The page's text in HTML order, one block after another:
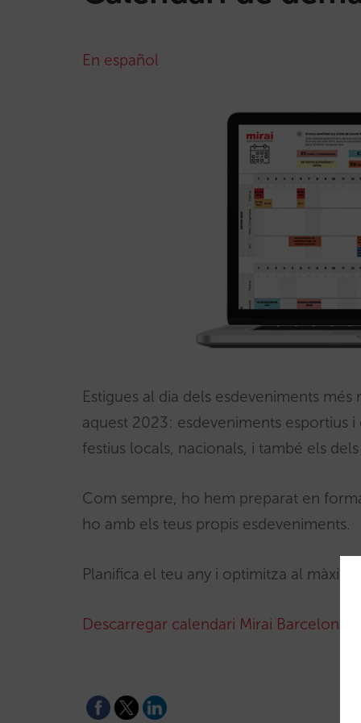
En español
Estigues al dia dels esdeveniments
aquest 2023: esdeveniments esportius
festius locals, nacionals, i també els
Com sempre, ho hem preparat en
ho amb els teus propis esdeveniments.
Planifica el teu any i optimitza al
Descarregar calendari Mirai Barcelona